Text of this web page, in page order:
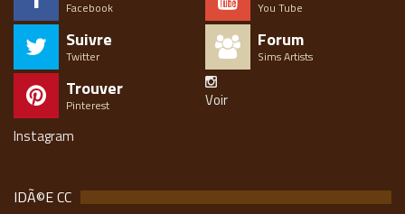
Facebook You Tube
Suivre
Twitter
Forum
Sims Artists
Trouver
Pinterest
Voir
Instagram
IDÃ©E CC